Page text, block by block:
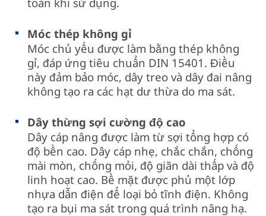
Móc thép không gỉ
Móc chủ yếu được làm bằng thép không
gỉ, đáp ứng tiêu chuẩn DIN 15401. Điều
này đảm bảo móc, dây treo và dây đai nâng
không tạo ra các hạt dư thừa do ma sát.
Dây thừng sợi cường độ cao
Dây cáp nâng được làm từ sợi tổng hợp có
độ bền cao. Dây cáp nhẹ, chắc chắn, chống
mài mòn, chống mỏi, độ giãn dài thấp và độ
linh hoạt cao. Bề mặt được phủ một lớp
nhựa dẫn điện để loại bỏ tĩnh điện. Không
tạo ra bụi ma sát trong quá trình nâng hạ.